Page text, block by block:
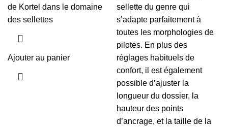
de Kortel dans le domaine
des sellettes
Ajouter au panier
sellette du genre qui
s’adapte parfaitement à
toutes les morphologies de
pilotes. En plus des
réglages habituels de
confort, il est également
possible d’ajuster la
longueur du dossier, la
hauteur des points
d’ancrage, et la taille de la